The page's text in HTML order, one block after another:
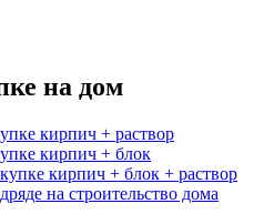
на дом
кирпич + раствор
кирпич + блок
кирпич + блок + раствор
на строительство дома